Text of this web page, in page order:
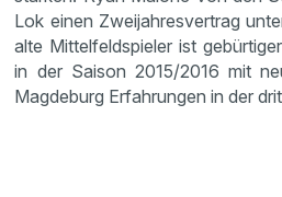
Lok einen Zweijah­res­ver­trag
alte Mittel­feld­spieler ist
in der Saison 2015/2016 mit
Magde­burg Erfah­rungen in der